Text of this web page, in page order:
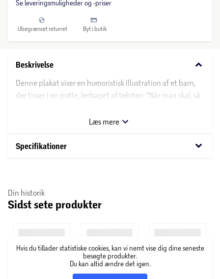
Se leveringsmuligheder og -priser
Ubegrænset returret Byt i butik
Beskrivelse keyboard_arrow_down
Denne plakat viser en humoristisk illustration af et barn,
der tisser i en potte, ledsaget af teksten: "Når man skal, så
budskab er plakaten ideel som en sjov og charmerende
Læs mere
Specifikationer keyboard_arrow_down
Din historik
Sidst sete produkter
Hvis du tillader statistiske cookies, kan vi nemt vise dig dine seneste
besøgte produkter.
Du kan altid ændre det igen.